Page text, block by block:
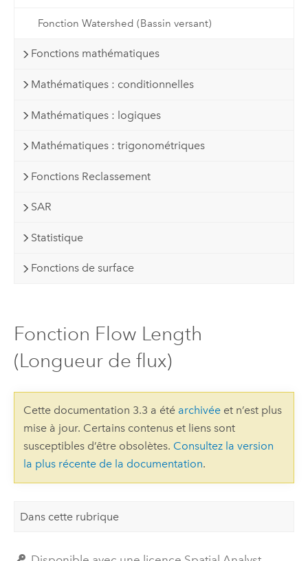
Fonction Watershed (Bassin versant)
Fonctions mathématiques
Mathématiques : conditionnelles
Mathématiques : logiques
Mathématiques : trigonométriques
Fonctions Reclassement
SAR
Statistique
Fonctions de surface
Fonction Flow Length
(Longueur de flux)
Cette documentation 3.3 a été archivéeet n’est plus
mise à jour. Certains contenus et liens sont
susceptibles d’être obsolètes. Consultez la version
la plus récente de la documentation.
Dans cette rubrique